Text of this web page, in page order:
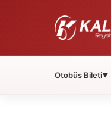
Otobüs Bileti▼